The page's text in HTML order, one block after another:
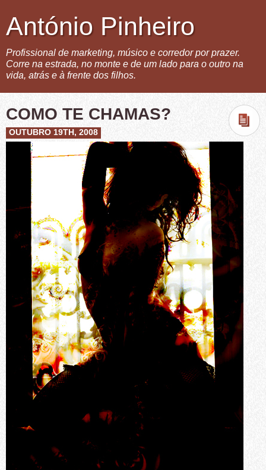
António Pinheiro
Profissional de marketing, músico e corredor por prazer.
Corre na estrada, no monte e de um lado para o outro na
vida, atrás e à frente dos filhos.
COMO TE CHAMAS?
OUTUBRO 19TH, 2008